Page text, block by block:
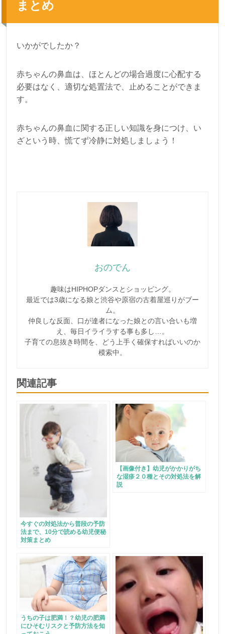
まとめ
いかがでしたか？
赤ちゃんの鼻血は、ほとんどの場合過度に心配する
必要はなく、適切な処置法で、止めることができま
す。
赤ちゃんの鼻血に関する正しい知識を身につけ、い
ざという時、慌てず冷静に対処しましょう！
おのでん
趣味はHIPHOPダンスとショッピング。
最近では3歳になる娘と渋谷や原宿の古着屋巡りがブー
ム。
仲良しな反面、口が達者になった娘との言い合いも増
え、毎日イライラする事も多し…。
子育ての息抜き時間を、どう上手く確保すればいいのか
模索中。
関連記事
今すぐの対処法から普段の予防
法まで、10分で読める幼児便秘
対策まとめ
【画像付き】幼児がかかりがち
な湿疹２０種とその対処法を解
説
うちの子は肥満！？幼児の肥満
にひそむリスクと予防方法を知